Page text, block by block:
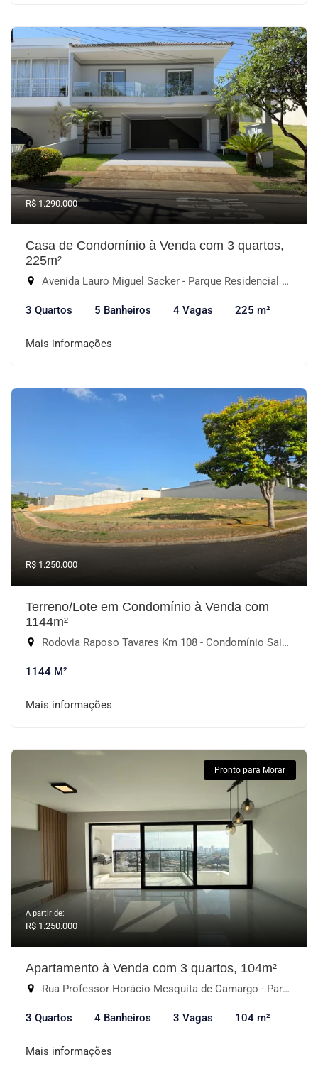
R$ 1.290.000
Casa de Condomínio à Venda com 3 quartos,
225m²
Avenida Lauro Miguel Sacker - Parque Residencial Villa dos Inglezes, Sorocaba-SP
3 Quartos 5 Banheiros 4 Vagas 225 m²
Mais informações
R$ 1.250.000
Terreno/Lote em Condomínio à Venda com
1144m²
Rodovia Raposo Tavares Km 108 - Condomínio Saint Patrick, Sorocaba-SP
1144 M²
Mais informações
Pronto para Morar
A partir de:
R$ 1.250.000
Apartamento à Venda com 3 quartos, 104m²
Rua Professor Horácio Mesquita de Camargo - Parque Campolim, Sorocaba-SP
3 Quartos 4 Banheiros 3 Vagas 104 m²
Mais informações